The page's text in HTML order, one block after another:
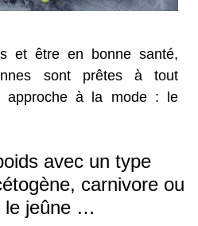
et être en bonne santé,
sont prêtes à tout
approche à la mode : le
avec un type
carnivore ou
le jeûne …